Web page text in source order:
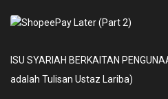
ISU SYARIAH BERKAITAN
adalah Tulisan Ustaz Lariba)